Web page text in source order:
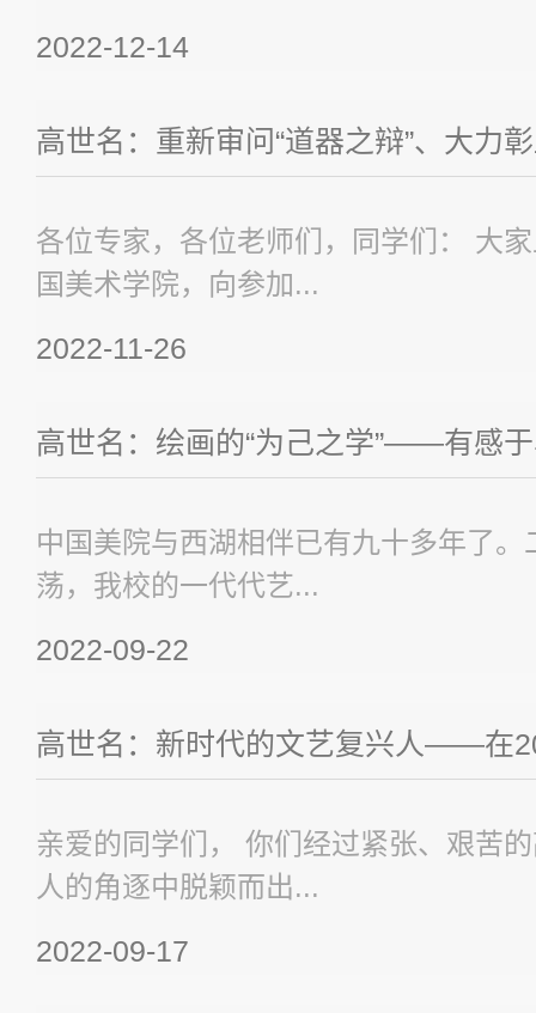
2022-12-14
高世名：重新审问“道器之辩”、大力
各位专家，各位老师们，同学们： 大
国美术学院，向参加...
2022-11-26
高世名：绘画的“为己之学”——有感
中国美院与西湖相伴已有九十多年了
荡，我校的一代代艺...
2022-09-22
高世名：新时代的文艺复兴人——在
亲爱的同学们， 你们经过紧张、艰苦
人的角逐中脱颖而出...
2022-09-17